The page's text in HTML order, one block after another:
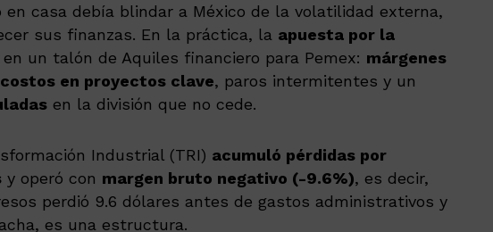
casa debía blindar a México de la volatilidad externa,
sus finanzas. En la práctica, la apuesta por la
un talón de Aquiles financiero para Pemex: márgenes
en proyectos clave, paros intermitentes y un
en la división que no cede.
Industrial (TRI) acumuló pérdidas por
y operó con margen bruto negativo (-9.6%), es decir,
perdió 9.6 dólares antes de gastos administrativos y
es una estructura.